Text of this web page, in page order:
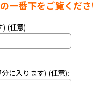
一番下をご覧くださ
) (任意):
に入ります) (任意):